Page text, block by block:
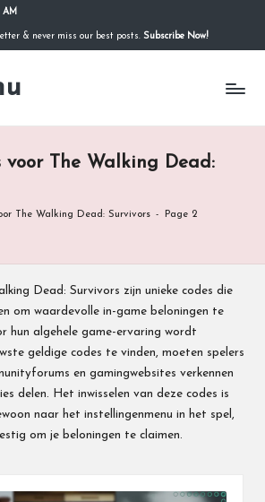
AM
& never miss our best posts. Subscribe Now!
voor The Walking Dead:
The Walking Dead: Survivors - Page 2
Dead: Survivors zijn unieke codes die
om waardevolle in-game beloningen te
hun algehele game-ervaring wordt
geldige codes te vinden, moeten spelers
en gamingwebsites verkennen
delen. Het inwisselen van deze codes is
naar het instellingenmenu in het spel,
om je beloningen te claimen.